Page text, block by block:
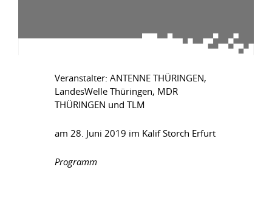
Veranstalter: ANTENNE THÜRINGEN,
LandesWelle Thüringen, MDR
THÜRINGEN und TLM
am 28. Juni 2019 im Kalif Storch Erfurt
Programm